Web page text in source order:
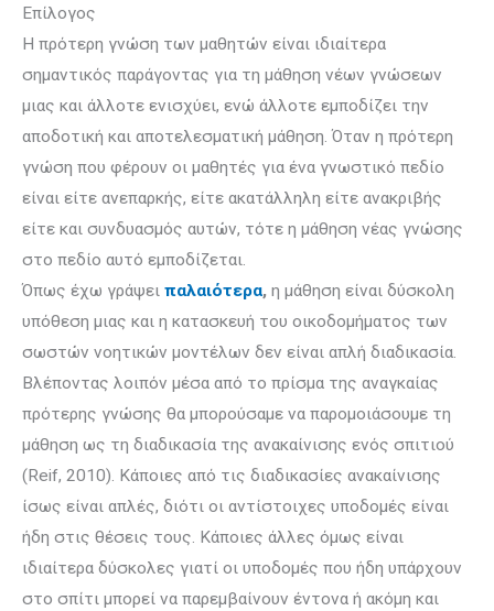
Eπίλογος
Η πρότερη γνώση των μαθητών είναι ιδιαίτερα
σημαντικός παράγοντας για τη μάθηση νέων γνώσεων
μιας και άλλοτε ενισχύει, ενώ άλλοτε εμποδίζει την
αποδοτική και αποτελεσματική μάθηση. Όταν η πρότερη
γνώση που φέρουν οι μαθητές για ένα γνωστικό πεδίο
είναι είτε ανεπαρκής, είτε ακατάλληλη είτε ανακριβής
είτε και συνδυασμός αυτών, τότε η μάθηση νέας γνώσης
στο πεδίο αυτό εμποδίζεται.
Όπως έχω γράψει παλαιότερα, η μάθηση είναι δύσκολη
υπόθεση μιας και η κατασκευή του οικοδομήματος των
σωστών νοητικών μοντέλων δεν είναι απλή διαδικασία.
Βλέποντας λοιπόν μέσα από το πρίσμα της αναγκαίας
πρό­­τερης γνώσης θα μπορούσαμε να παρομοιάσουμε τη
μάθηση ως τη δια­δι­κα­σία της ανακαίνισης ενός σπιτιού
(Reif, 2010). Κάποιες από τις διαδικασίες ανακαίνισης
ίσως είναι α­πλές, διότι οι αντίστοιχες υποδομές είναι
ήδη στις θέσεις τους. Κάποιες άλλες ό­μως είναι
ιδιαίτερα δύσκολες γιατί οι υποδομές που ήδη υπάρχουν
στο σπίτι μπορεί να πα­ρεμβαίνουν έντονα ή ακόμη και